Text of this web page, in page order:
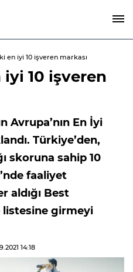
en iyi 10 işveren markası
10 işveren
Avrupa’nın En İyi
Türkiye’den,
skoruna sahip 10
faaliyet
aldığı Best
listesine girmeyi
14:18